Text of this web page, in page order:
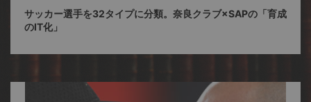
サッカー選手を32タイプに分類。奈良クラブ×SAPの「育成
のIT化」